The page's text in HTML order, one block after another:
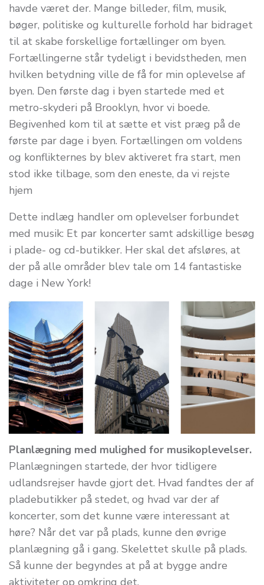
havde været der. Mange billeder, film, musik,
bøger, politiske og kulturelle forhold har bidraget
til at skabe forskellige fortællinger om byen.
Fortællingerne står tydeligt i bevidstheden, men
hvilken betydning ville de få for min oplevelse af
byen. Den første dag i byen startede med et
metro-skyderi på Brooklyn, hvor vi boede.
Begivenhed kom til at sætte et vist præg på de
første par dage i byen. Fortællingen om voldens
og konflikternes by blev aktiveret fra start, men
stod ikke tilbage, som den eneste, da vi rejste
hjem
Dette indlæg handler om oplevelser forbundet
med musik: Et par koncerter samt adskillige besøg
i plade- og cd-butikker. Her skal det afsløres, at
der på alle områder blev tale om 14 fantastiske
dage i New York!
Planlægning med mulighed for musikoplevelser.
Planlægningen startede, der hvor tidligere
udlandsrejser havde gjort det. Hvad fandtes der af
pladebutikker på stedet, og hvad var der af
koncerter, som det kunne være interessant at
høre? Når det var på plads, kunne den øvrige
planlægning gå i gang. Skelettet skulle på plads.
Så kunne der begyndes at på at bygge andre
aktiviteter op omkring det.